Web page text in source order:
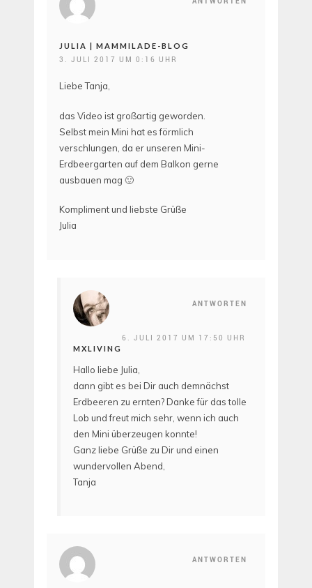
JULIA | MAMMILADE-BLOG
3. JULI 2017 UM 0:16 UHR
Liebe Tanja,
das Video ist großartig geworden.
Selbst mein Mini hat es förmlich
verschlungen, da er unseren Mini-
Erdbeergarten auf dem Balkon gerne
ausbauen mag 🙂
Kompliment und liebste Grüße
Julia
ANTWORTEN
MXLIVING
6. JULI 2017 UM 17:50 UHR
Hallo liebe Julia,
dann gibt es bei Dir auch demnächst
Erdbeeren zu ernten? Danke für das tolle
Lob und freut mich sehr, wenn ich auch
den Mini überzeugen konnte!
Ganz liebe Grüße zu Dir und einen
wundervollen Abend,
Tanja
ANTWORTEN